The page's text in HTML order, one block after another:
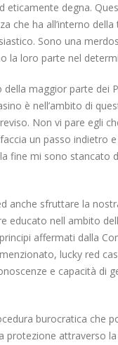
degna.
che ha all’interno
Sono una
la loro parte nel
maggior parte dei
è nell’ambito di
Non vi pare egli
un passo indietro
mi sono stancato
anche sfruttare la
nell ambito
affermati dalla
lucky red
e capacità di
burocratica che
attraverso